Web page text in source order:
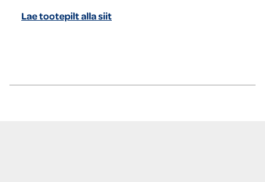
Lae tootepilt alla siit